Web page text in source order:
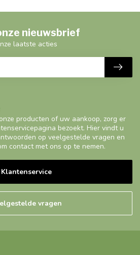
producten of uw aankoop, zorg er
bezoekt. Hier vindt u
op veelgestelde vragen en
contact met ons op te nemen.
Klantenservice
vragen
nieuwsbrief
laatste acties